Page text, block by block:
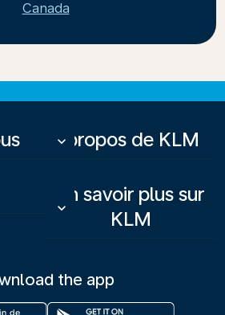
Canada
À propos de KLM
keyboard_arrow_down
En savoir plus sur
KLM
keyboard_arrow_down
the app